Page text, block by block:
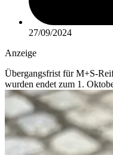
27/09/2024
Anzeige
Übergangsfrist für M+S-
wurden endet zum 1.